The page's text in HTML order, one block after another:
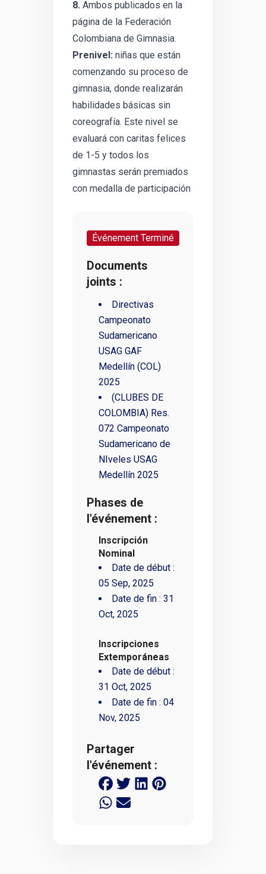
8. Ambos publicados en la
página de la Federación
Colombiana de Gimnasia.
Prenivel: niñas que están
comenzando su proceso de
gimnasia, donde realizarán
habilidades básicas sin
coreografía. Este nivel se
evaluará con caritas felices
de 1-5 y todos los
gimnastas serán premiados
con medalla de participación
Événement Terminé
Documents
joints :
Directivas
Campeonato
Sudamericano
USAG GAF
Medellín (COL)
2025
(CLUBES DE
COLOMBIA) Res.
072 Campeonato
Sudamericano de
NIveles USAG
Medellín 2025
Phases de
l'événement :
Inscripción
Nominal
Date de début :
05 Sep, 2025
Date de fin : 31
Oct, 2025
Inscripciones
Extemporáneas
Date de début :
31 Oct, 2025
Date de fin : 04
Nov, 2025
Partager
l'événement :